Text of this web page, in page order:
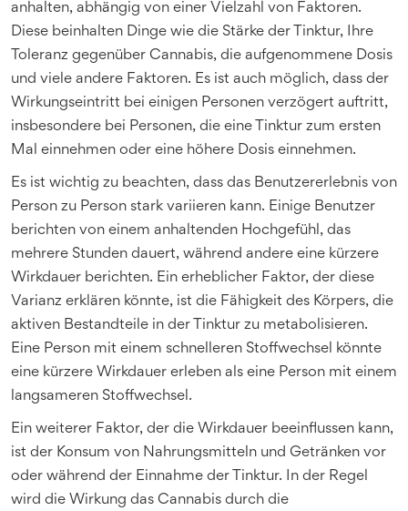
anhalten, abhängig von einer Vielzahl von Faktoren.
Diese beinhalten Dinge wie die Stärke der Tinktur, Ihre
Toleranz gegenüber Cannabis, die aufgenommene Dosis
und viele andere Faktoren. Es ist auch möglich, dass der
Wirkungseintritt bei einigen Personen verzögert auftritt,
insbesondere bei Personen, die eine Tinktur zum ersten
Mal einnehmen oder eine höhere Dosis einnehmen.
Es ist wichtig zu beachten, dass das Benutzererlebnis von
Person zu Person stark variieren kann. Einige Benutzer
berichten von einem anhaltenden Hochgefühl, das
mehrere Stunden dauert, während andere eine kürzere
Wirkdauer berichten. Ein erheblicher Faktor, der diese
Varianz erklären könnte, ist die Fähigkeit des Körpers, die
aktiven Bestandteile in der Tinktur zu metabolisieren.
Eine Person mit einem schnelleren Stoffwechsel könnte
eine kürzere Wirkdauer erleben als eine Person mit einem
langsameren Stoffwechsel.
Ein weiterer Faktor, der die Wirkdauer beeinflussen kann,
ist der Konsum von Nahrungsmitteln und Getränken vor
oder während der Einnahme der Tinktur. In der Regel
wird die Wirkung das Cannabis durch die